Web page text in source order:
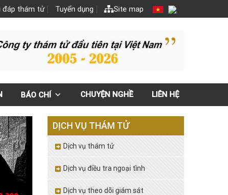
đáp thám tử Tuyển dụng Site map
BÁO CHÍ CHUYỆN NGHỀ LIÊN HỆ
DỊCH VỤ THÁM TỬ
Dịch vụ thám tử
Dịch vụ điều tra ngoại tình
Dịch vụ theo dõi giám sát